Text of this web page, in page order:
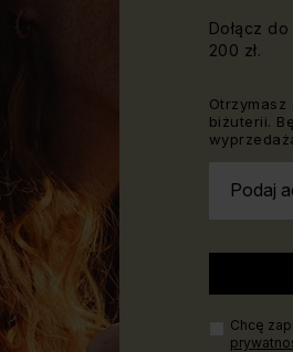
Dołącz
200 zł.
biżuterii.
Podaj
Chcę